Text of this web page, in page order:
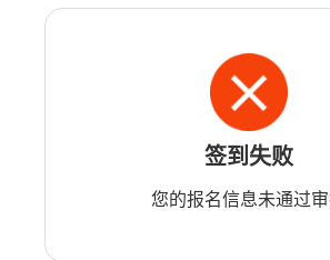
签到失败
您的报名信息未通过